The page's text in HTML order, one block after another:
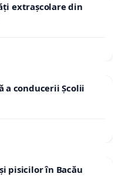
extrașcolare din
a conducerii Școlii
pisicilor în Bacău